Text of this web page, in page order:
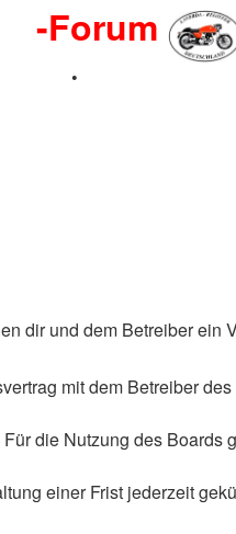
-Forum
•
dir und dem Betreiber
mit dem Betreiber
die Nutzung des
einer Frist jederzeit